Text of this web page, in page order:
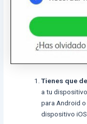
Tienes que
a tu
para Android
dispositivo iOS.